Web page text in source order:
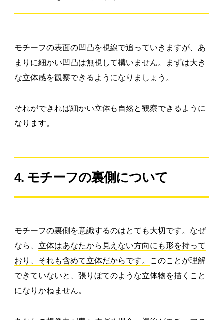
モチーフの表面の凹凸を視線で追っていきますが、あ
まりに細かい凹凸は無視して構いません。まずは大き
な立体感を観察できるようになりましょう。
それができれば細かい立体も自然と観察できるように
なります。
4. モチーフの裏側について
モチーフの裏側を意識するのはとても大切です。なぜ
なら、 立体はあなたから見えない方向にも形を持って
おり、それも含めて立体だからです。
このことが理解
できていないと、張りぼてのような立体物を描くこと
になりかねません。